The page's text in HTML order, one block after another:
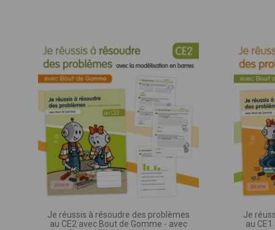
Je réussis à résoudre des problèmes
au CE2 avec Bout de Gomme - avec
Je
au
VOTRE
VOTRE